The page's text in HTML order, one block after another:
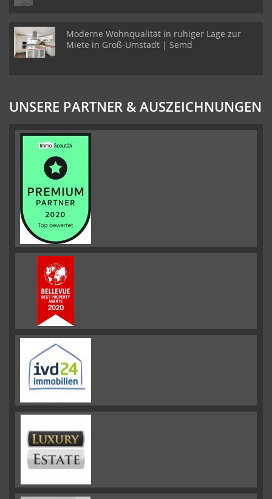
Moderne Wohnqualität in ruhiger Lage zur
Miete in Groß-Umstadt | Semd
UNSERE PARTNER & AUSZEICHNUNGEN